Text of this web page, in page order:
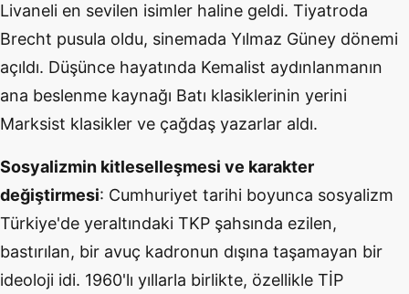
Livaneli en sevilen isimler haline geldi. Tiyatroda
Brecht pusula oldu, sinemada Yılmaz Güney dönemi
açıldı. Düşünce hayatında Kemalist aydınlanmanın
ana beslenme kaynağı Batı klasiklerinin yerini
Marksist klasikler ve çağdaş yazarlar aldı.
Sosyalizmin kitleselleşmesi ve karakter
değiştirmesi: Cumhuriyet tarihi boyunca sosyalizm
Türkiye'de yeraltındaki TKP şahsında ezilen,
bastırılan, bir avuç kadronun dışına taşamayan bir
ideoloji idi. 1960'lı yıllarla birlikte, özellikle TİP